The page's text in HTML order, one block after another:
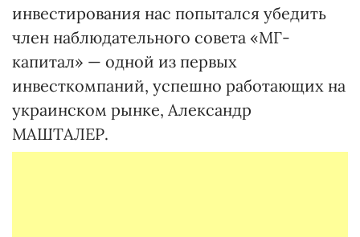
инвестирования нас попытался убедить
член наблюдательного совета «МГ-
капитал» — одной из первых
инвесткомпаний, успешно работающих на
украинском рынке, Александр
МАШТАЛЕР.